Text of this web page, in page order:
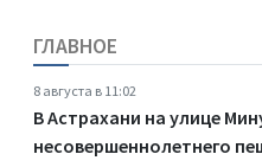
ГЛАВНОЕ
8 августа в 11:02
В Астрахани на улице
несовершеннолетнего